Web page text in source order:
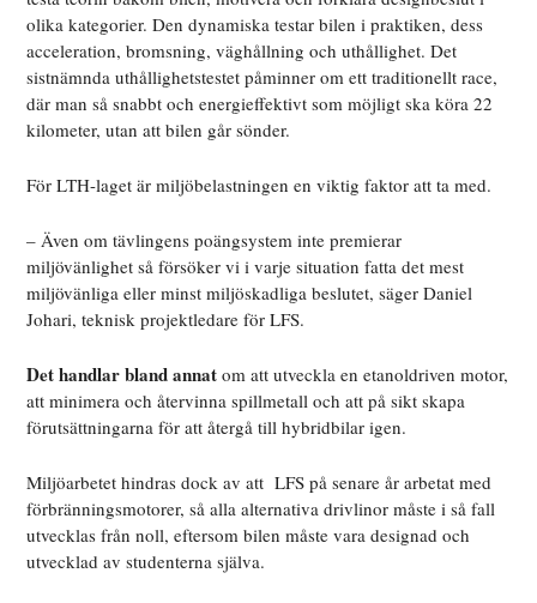
olika kategorier. Den dynamiska testar bilen i praktiken, dess
acceleration, bromsning, väghållning och uthållighet. Det
sistnämnda uthållighetstestet påminner om ett traditionellt race,
där man så snabbt och energieffektivt som möjligt ska köra 22
kilometer, utan att bilen går sönder.
För LTH-laget är miljöbelastningen en viktig faktor att ta med.
– Även om tävlingens poängsystem inte premierar
miljövänlighet så försöker vi i varje situation fatta det mest
miljövänliga eller minst miljöskadliga beslutet, säger Daniel
Johari, teknisk projektledare för LFS.
Det handlar bland annat om att utveckla en etanoldriven motor,
att minimera och återvinna spillmetall och att på sikt skapa
förutsättningarna för att återgå till hybridbilar igen.
Miljöarbetet hindras dock av att LFS på senare år arbetat med
förbränningsmotorer, så alla alternativa drivlinor måste i så fall
utvecklas från noll, eftersom bilen måste vara designad och
utvecklad av studenterna själva.